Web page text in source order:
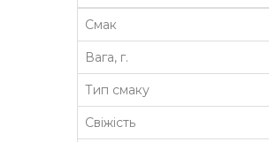
Смак
Вага, г.
Тип смаку
Свіжість